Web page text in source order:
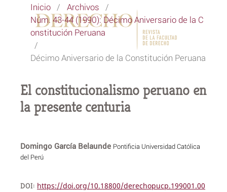
Inicio / Archivos /
Núm. 43-44 (1990): Décimo Aniversario de la C
onstitución Peruana
/
Décimo Aniversario de la Constitución Peruana
El constitucionalismo peruano en
la presente centuria
Domingo García Belaunde Pontificia Universidad Católica
del Perú
DOI: https://doi.org/10.18800/derechopucp.199001.00